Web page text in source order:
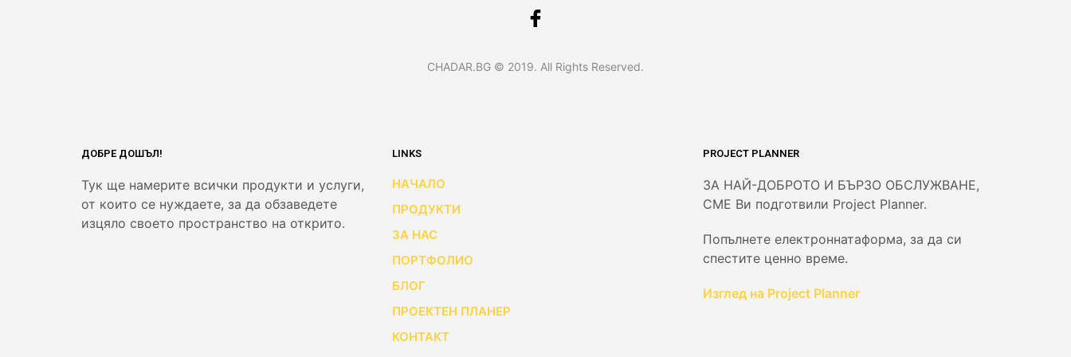
CHADAR.BG © 2019. All Rights Reserved.
ДОБРЕ ДОШЪЛ!
Тук ще намерите всички продукти и услуги,
от които се нуждаете, за да обзаведете
изцяло своето пространство на открито.
LINKS
НАЧАЛО
ПРОДУКТИ
ЗА НАС
ПОРТФОЛИО
БЛОГ
ПРОЕКТЕН ПЛАНЕР
КОНТАКТ
PROJECT PLANNER
ЗА НАЙ-ДОБРОТО И БЪРЗО ОБСЛУЖВАНЕ,
СМЕ Ви подготвили Project Planner.
Попълнете електроннатаформа, за да си
спестите ценно време.
Изглед на Project Planner